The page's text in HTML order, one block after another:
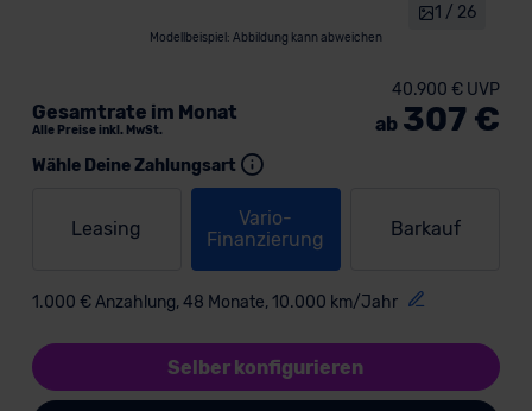
Modellbeispiel: Abbildung kann abweichen
1 / 26
Wähle Deine Zahlungsart
Leasing
Vario-
Finanzierung
Barkauf
1.000 € Anzahlung, 48 Monate, 10.000 km/Jahr
Gesamtrate im Monat
Alle Preise inkl. MwSt.
40.900 € UVP
ab 307 €
Selber konfigurieren